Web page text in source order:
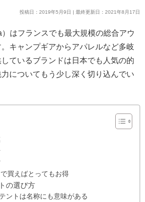
投稿日：2019年5月9日 | 最終更新日：2021年8月17日
はフランスでも最大規模の総合アウ
。キャンプギアからアパレルなど多岐
ているブランドは日本でも人気の的
についてもう少し深く切り込んでい
買えばとってもお得
の選び方
ントは名称にも意味がある